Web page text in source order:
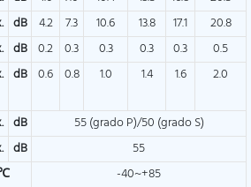
dB 4.2 7.3 10.6 13.8 17.1
20.8
dB 0.2 0.3 0.3 0.3 0.3
0.5
dB 0.6 0.8 1.0 1.4 1.6 2.0
dB
55 (grado P)/50 (grado S)
dB
55
-40~+85